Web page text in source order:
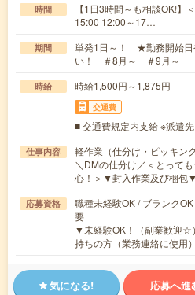
時間
【1日3時間～も相談OK!】
15:00 12:00～17…
期間
単発1日～！ ★勤務開始日
い！ ＃8月～ ＃9月～
時給 時給1,500円～1,875円
交通費
■ 交通費規定内支給 ※派遣
仕事内容
軽作業（仕分け・ピッキン
＼DMの仕分け／＜とって
心！＞▼封入作業及び梱包
応募資格
職種未経験OK / ブランク
要
▼未経験OK！（副業歓迎
持ちの方（業務連絡に使用
気になる! 応募へ進